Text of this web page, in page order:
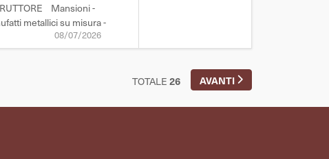
Mansioni -
metallici su misura -
08/07/2026
AVANTI
TOTALE 26